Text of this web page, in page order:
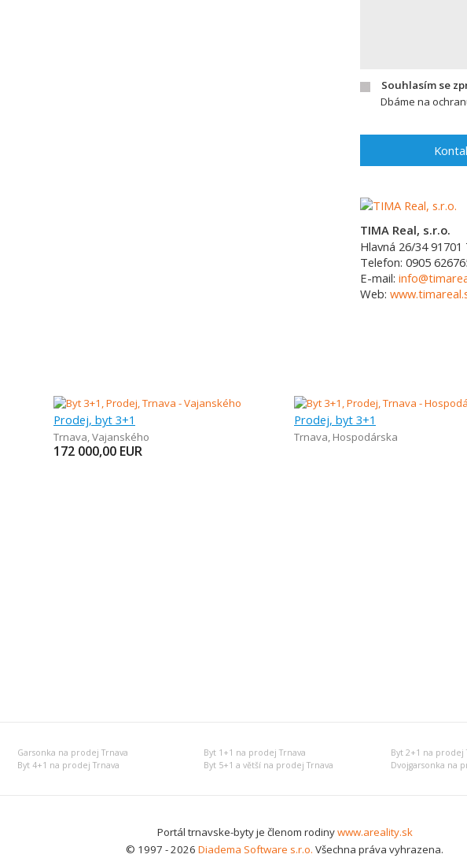
Souhlasím se
Dbáme na
TIMA Real, s.r.o.
Hlavná 26/34 91701
Telefon: 0905
E-mail:
Web:
Prodej, byt 3+1
Trnava,Vajanského
172 000,00 EUR
Prodej, byt 3+1
Trnava, Hospodárska
Garsonka na prodej Trnava Byt 1+1 na prodej Trnava Byt 2+1 na prodej
Byt 4+1 na prodej Trnava
Byt 5+1 a větší na prodej Trnava Dvojgarsonka na
Portál trnavske-byty je členom rodinywww.areality.sk
© 1997 - 2026 Diadema Software s.r.o. Všechna práva vyhrazena.